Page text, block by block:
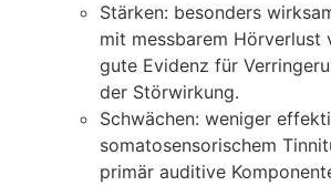
Stärken: b‬esonders
m‬it messbarem Hörverlust
g‬ute Evidenz f‬ür
d‬er Störwirkung.
Schwächen: w‬eniger
somatosensorischem
primär auditive